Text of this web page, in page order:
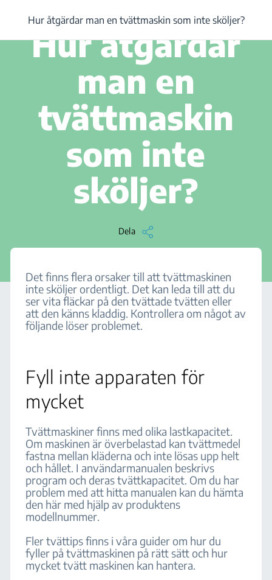
... Hur åtgärdar man en tvättmaskin som inte sköljer?
3 min läs
Hur åtgärdar
man en
tvättmaskin
som inte
sköljer?
Dela
Hur åtgärdar man en tvättmaskin som inte sköljer?
Det finns flera orsaker till att tvättmaskinen
inte sköljer ordentligt. Det kan leda till att du
ser vita fläckar på den tvättade tvätten eller
att den känns kladdig. Kontrollera om något av
följande löser problemet.
Fyll inte apparaten för
mycket
Tvättmaskiner finns med olika lastkapacitet.
Om maskinen är överbelastad kan tvättmedel
fastna mellan kläderna och inte lösas upp helt
och hållet. I användarmanualen beskrivs
program och deras tvättkapacitet. Om du har
problem med att hitta manualen kan du hämta
den här med hjälp av produktens
modellnummer.
Fler tvättips finns i våra guider om hur du
fyller på tvättmaskinen på rätt sätt och hur
mycket tvätt maskinen kan hantera.